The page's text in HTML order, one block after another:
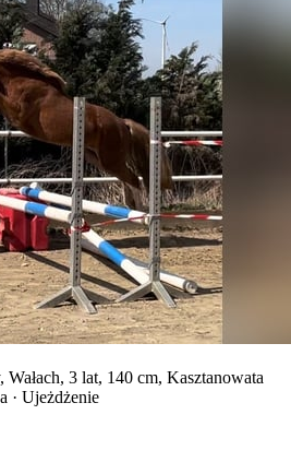
3 lat, 140 cm, Kasztanowata
· Ujeżdżenie